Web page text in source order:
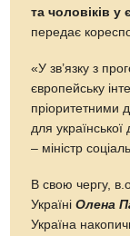
та чоловіків у
передає
«У зв’язку з
європейську
пріоритетними
для
– міністр
В свою чергу,
Україні Олена
Україна